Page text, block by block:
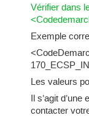
Vérifier dans
Exemple
Les valeurs
Il s’agit
contacter